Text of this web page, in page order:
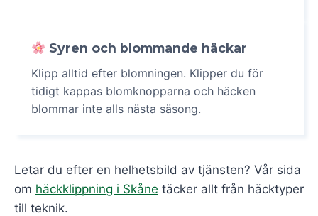
Syren och blommande häckar
Klipp alltid efter blomningen. Klipper du för
tidigt kappas blomknopparna och häcken
blommar inte alls nästa säsong.
Letar du efter en helhetsbild av tjänsten? Vår sida
om häckklippning i Skåne täcker allt från häcktyper
till teknik.